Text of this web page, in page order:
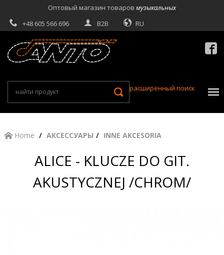
Оптовый магазин товаров музыкальных
+48 605 566 696
B2B RU
расширенный поиск
Home АКСЕССУАРЫ INNE AKCESORIA
ALICE - KLUCZE DO GIT.
AKUSTYCZNEJ /CHROM/
